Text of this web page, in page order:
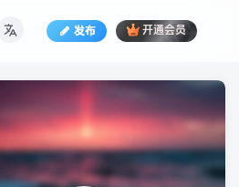
发布 开通会员